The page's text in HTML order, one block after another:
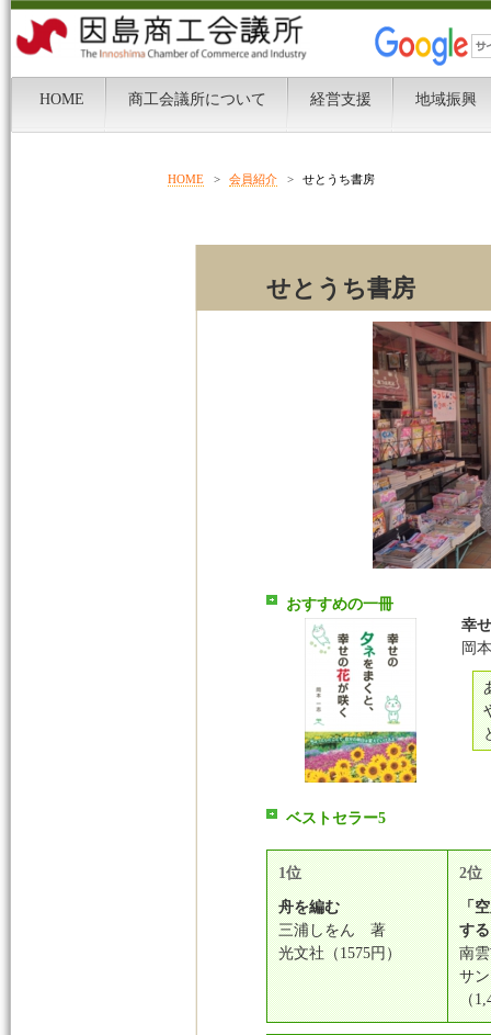
HOME > 会員紹介 > せとうち書房
せとうち書房
おすすめの一冊
幸
岡
ベストセラー5
1位
舟を編む
三浦しをん 著
光文社（1575円）
2位
「
する
南
サ
（